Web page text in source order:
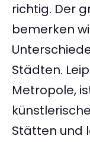
richtig. Der
bemerken
Städten.
Metropole,
Stätten und